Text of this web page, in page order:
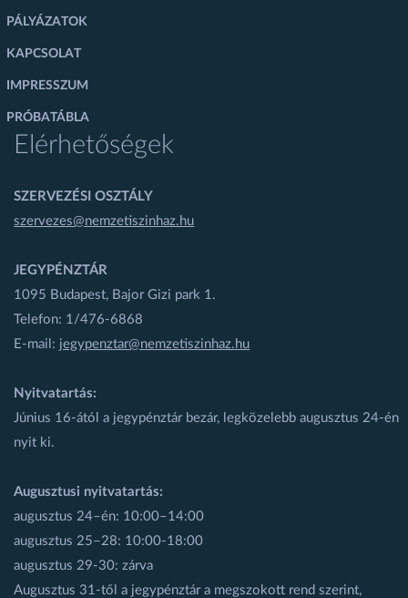
PÁLYÁZATOK
KAPCSOLAT
IMPRESSZUM
PRÓBATÁBLA
Elérhetőségek
SZERVEZÉSI OSZTÁLY
szervezes@nemzetiszinhaz.hu
JEGYPÉNZTÁR
1095 Budapest, Bajor Gizi park 1.
Telefon: 1/476-6868
E-mail: jegypenztar@nemzetiszinhaz.hu
Nyitvatartás:
Június 16-ától a jegypénztár bezár, legközelebb augusztus 24-én
nyit ki.
Augusztusi nyitvatartás:
augusztus 24–én: 10:00–14:00
augusztus 25–28: 10:00-18:00
augusztus 29-30: zárva
Augusztus 31-től a jegypénztár a megszokott rend szerint,